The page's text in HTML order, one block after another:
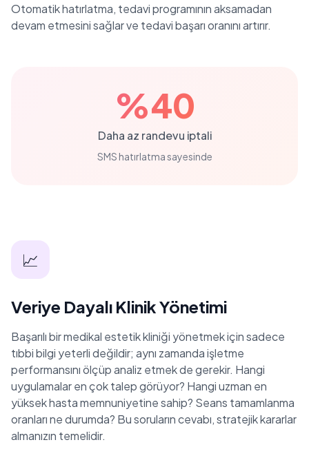
%40
Daha az randevu iptali
SMS hatırlatma sayesinde
Otomatik hatırlatma, tedavi programının aksamadan
devam etmesini sağlar ve tedavi başarı oranını artırır.
📈
Veriye Dayalı Klinik Yönetimi
Başarılı bir medikal estetik kliniği yönetmek için sadece
tıbbi bilgi yeterli değildir; aynı zamanda işletme
performansını ölçüp analiz etmek de gerekir. Hangi
uygulamalar en çok talep görüyor? Hangi uzman en
yüksek hasta memnuniyetine sahip? Seans tamamlanma
oranları ne durumda? Bu soruların cevabı, stratejik kararlar
almanızın temelidir.